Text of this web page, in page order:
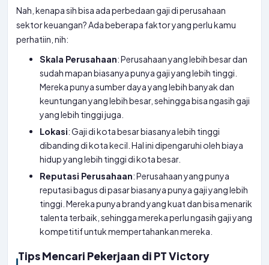
Nah, kenapa sih bisa ada perbedaan gaji di perusahaan
sektor keuangan? Ada beberapa faktor yang perlu kamu
perhatiin, nih:
Skala Perusahaan: Perusahaan yang lebih besar dan
sudah mapan biasanya punya gaji yang lebih tinggi.
Mereka punya sumber daya yang lebih banyak dan
keuntungan yang lebih besar, sehingga bisa ngasih gaji
yang lebih tinggi juga.
Lokasi: Gaji di kota besar biasanya lebih tinggi
dibanding di kota kecil. Hal ini dipengaruhi oleh biaya
hidup yang lebih tinggi di kota besar.
Reputasi Perusahaan: Perusahaan yang punya
reputasi bagus di pasar biasanya punya gaji yang lebih
tinggi. Mereka punya brand yang kuat dan bisa menarik
talenta terbaik, sehingga mereka perlu ngasih gaji yang
kompetitif untuk mempertahankan mereka.
Tips Mencari Pekerjaan di PT Victory